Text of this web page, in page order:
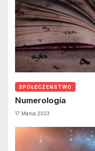
SPOŁECZEŃSTWO
Numerologia
17 Marca 2023